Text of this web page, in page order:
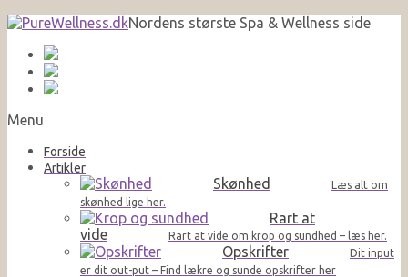
Nordens største Spa & Wellness side
Menu
Forside
Artikler
Skønhed
Læs alt om
skønhed lige her.
Rart at
vide
Rart at vide om krop og sundhed – læs her.
Opskrifter
Dit input
er dit out-put – Find lækre og sunde opskrifter her